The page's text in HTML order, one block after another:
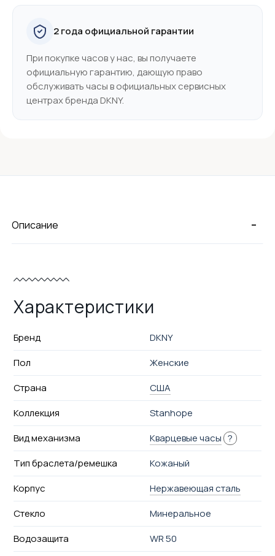
2 года официальной гарантии
При покупке часов у нас, вы получаете
официальную гарантию, дающую право
обслуживать часы в официальных сервисных
центрах бренда DKNY.
-
Описание
Характеристики
Бренд
DKNY
Пол
Женские
Страна
США
Коллекция
Stanhope
Вид механизма
Кварцевые часы ?
Тип браслета/ремешка
Кожаный
Корпус
Нержавеющая сталь
Стекло
Минеральное
Водозащита
WR 50